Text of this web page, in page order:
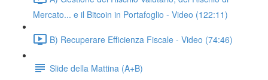
Mercato... e il Bitcoin in Portafoglio - Video (122:11)
B) Recuperare Efficienza Fiscale - Video (74:46)
Slide della Mattina (A+B)